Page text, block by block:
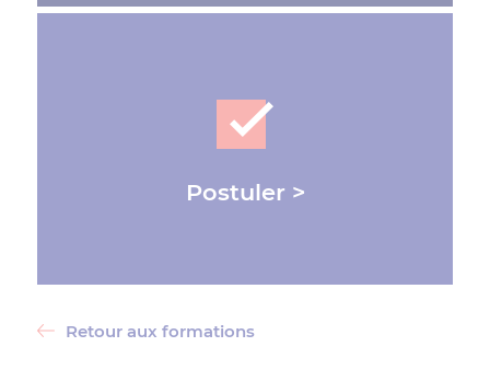
Postuler >
Retour aux formations